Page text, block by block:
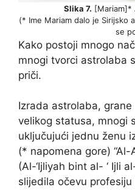
Slika 7. [Mariam]*
(* Ime Mariam dalo je Sirijsko
se
Kako postoji mnogo
mnogi tvorci astrolaba
priči.
Izrada astrolaba,
velikog statusa, mnogi
uključujući jednu ženu
(* napomena gore)
(Al-‘Ijliyah bint al- ‘ Ijli
slijedila očevu